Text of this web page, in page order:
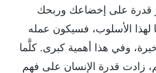
قدرة على إخضاعك وربحك
لهذا الأسلوب، فسيكون عمله
وفي هذا أهمية كبرى. كلَّما
زادت قدرة الإنسان على فهم